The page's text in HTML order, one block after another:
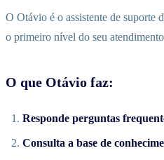
O Otávio é o assistente de suporte
o primeiro nível do seu
O que Otávio faz:
Responde perguntas
Consulta a base de